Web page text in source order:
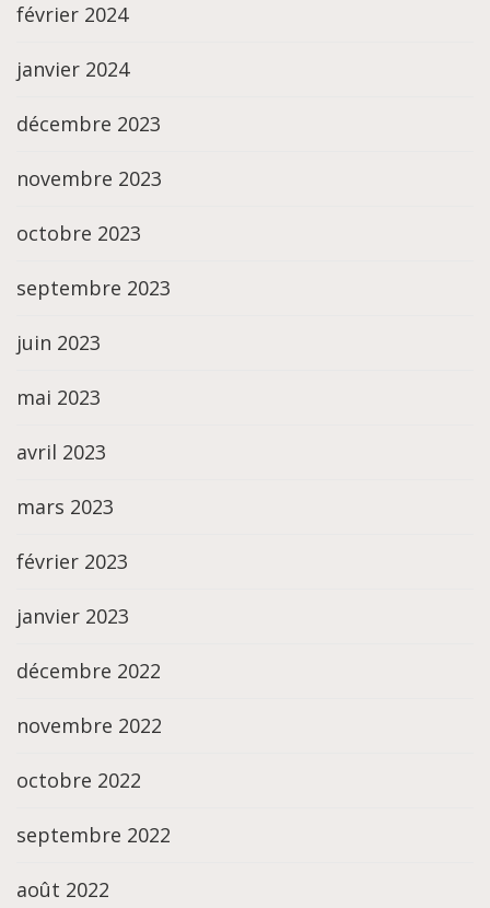
février 2024
janvier 2024
décembre 2023
novembre 2023
octobre 2023
septembre 2023
juin 2023
mai 2023
avril 2023
mars 2023
février 2023
janvier 2023
décembre 2022
novembre 2022
octobre 2022
septembre 2022
août 2022